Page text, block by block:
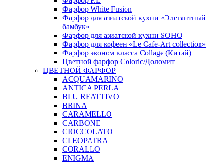
Фарфор White Fusion
Фарфор для азиатской кухни «Элегантный
бамбук»
Фарфор для азиатской кухни SOHO
Фарфор для кофеен «Le Cafe-Art collection»
Фарфор эконом класса Collage (Китай)
Цветной фарфор Coloric/Доломит
ЦВЕТНОЙ ФАРФОР
ACQUAMARINO
ANTICA PERLA
BLU REATTIVO
BRINA
CARAMELLO
CARBONE
CIOCCOLATO
CLEOPATRA
CORALLO
ENIGMA